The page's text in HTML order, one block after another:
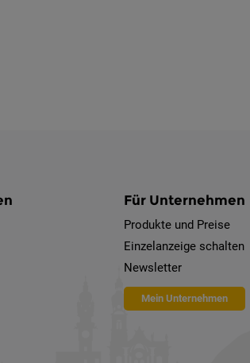
Für Unternehmen
Produkte und Preise
Einzelanzeige schalten
Newsletter
Mein Unternehmen